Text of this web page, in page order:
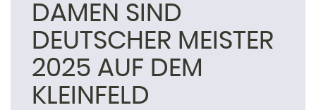
DAMEN SIND
DEUTSCHER MEISTER
2025 AUF DEM
KLEINFELD